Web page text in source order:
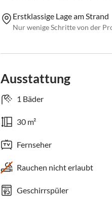
Erstklassige Lage am Strand
Nur wenige Schritte von der
Ausstattung
1 Bäder
30 m²
Fernseher
Rauchen nicht erlaubt
Geschirrspüler